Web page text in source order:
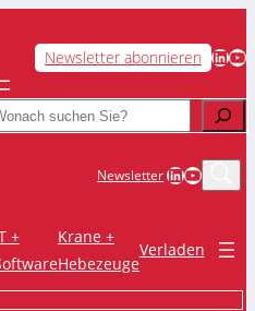
Newsletter abonnieren LinkedIn YouTube
NewsletterLinkedIn
+
Krane +
Hebezeuge
Verladen